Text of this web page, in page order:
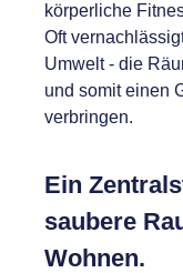
körperliche
Oft
Umwelt - die
und somit einen
verbringen.
Ein
saubere
Wohnen.